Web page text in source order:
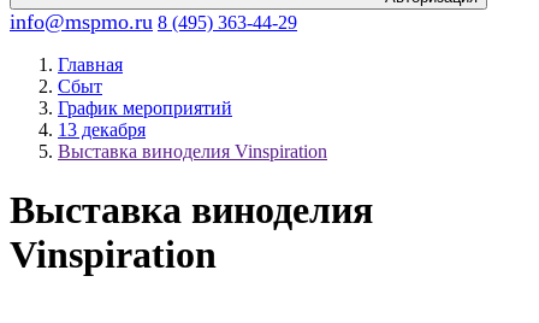
info@mspmo.ru 8 (495) 363-44-29
Главная
Сбыт
График мероприятий
13 декабря
Выставка виноделия Vinspiration
Выставка виноделия
Vinspiration